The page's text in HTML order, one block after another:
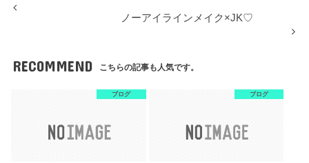
ノーアイラインメイク×JK♡
RECOMMEND こちらの記事も人気です。
ブログ ブログ